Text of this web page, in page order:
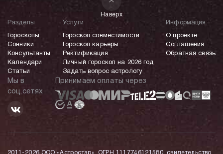
Наверх
Разделы
Гороскопы
Сонники
Консультанты
Календари
Статьи
Услуги
Гороскоп совместимости
Гороскоп карьеры
Ректификация
Личный гороскоп на 2026 год
Задать вопрос астрологу
Информация
О проекте
Соглашения
Обратная связь
Мы в
соц.сетях
Принимаем оплаты через
2011-2026 ООО «Астростар», ОГРН 1117746121580, свидетельство